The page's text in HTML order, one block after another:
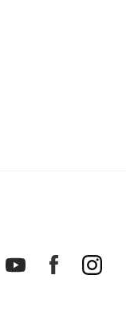
YoutubeFacebook